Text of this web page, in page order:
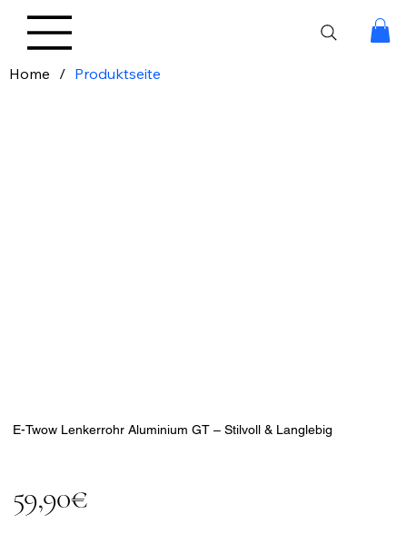
Home / Produktseite
E-Twow Lenkerrohr Aluminium GT – Stilvoll & Langlebig
59,90€